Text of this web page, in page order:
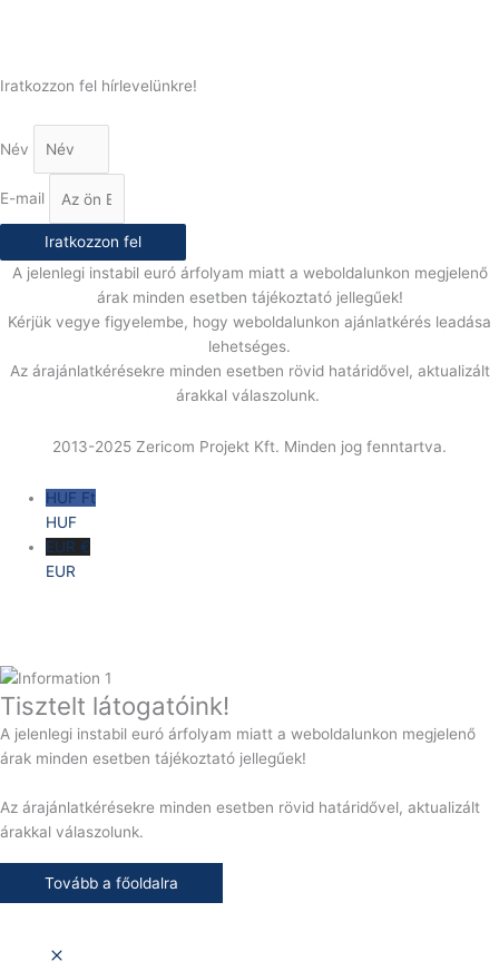
Iratkozzon fel hírlevelünkre!
Név
E-mail
Iratkozzon fel
A jelenlegi instabil euró árfolyam miatt a weboldalunkon megjelenő
árak minden esetben tájékoztató jellegűek!
Kérjük vegye figyelembe, hogy weboldalunkon ajánlatkérés leadása
lehetséges.
Az árajánlatkérésekre minden esetben rövid határidővel, aktualizált
árakkal válaszolunk.
2013-2025 Zericom Projekt Kft. Minden jog fenntartva.
HUF Ft
HUF
EUR €
EUR
Tisztelt látogatóink!
A jelenlegi instabil euró árfolyam miatt a weboldalunkon megjelenő
árak minden esetben tájékoztató jellegűek!
Az árajánlatkérésekre minden esetben rövid határidővel, aktualizált
árakkal válaszolunk.
Tovább a főoldalra